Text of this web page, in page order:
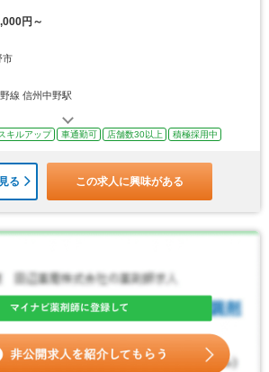
円～
市
線 信州中野駅
キルアップ 車通勤可 店舗数30以上 積極採用中
る この求人に興味がある